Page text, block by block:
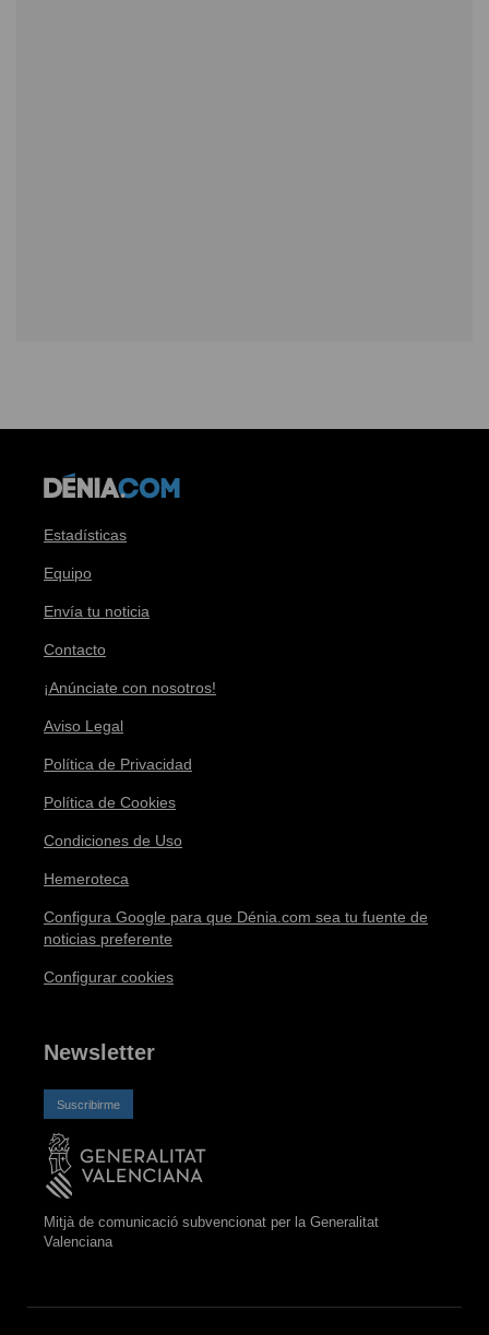
Estadísticas
Equipo
Envía tu noticia
Contacto
¡Anúnciate con nosotros!
Aviso Legal
Política de Privacidad
Política de Cookies
Condiciones de Uso
Hemeroteca
Configura Google para que Dénia.com sea tu fuente de
noticias preferente
Configurar cookies
Newsletter
Suscribirme
Mitjà de comunicació subvencionat per la Generalitat
Valenciana